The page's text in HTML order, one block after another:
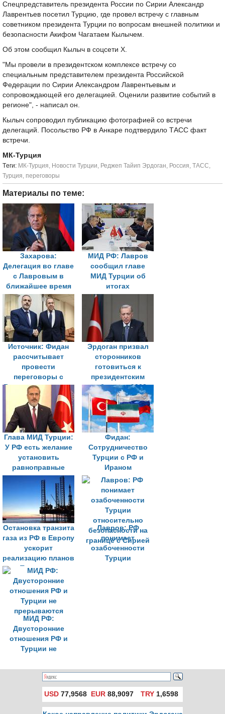
Спецпредставитель президента России по Сирии Александр
Лаврентьев посетил Турцию, где провел встречу с главным
советником президента Турции по вопросам внешней политики и
безопасности Акифом Чагатаем Кылычем.
Об этом сообщил Кылыч в соцсети X.
"Мы провели в президентском комплексе встречу со
специальным представителем президента Российской
Федерации по Сирии Александром Лаврентьевым и
сопровождающей его делегацией. Оценили развитие событий в
регионе", - написал он.
Кылыч сопроводил публикацию фотографией со встречи
делегаций. Посольство РФ в Анкаре подтвердило ТАСС факт
встречи.
МК-Турция
Tеги: МК-Турция, Новости Турции, Реджеп Тайип Эрдоган, Россия, ТАСС,
Турция, переговоры
Материалы по теме:
Захарова:
Делегация во главе
с Лавровым в
ближайшее время
отправится в
Турцию
МИД РФ: Лавров
сообщил главе
МИД Турции об
итогах
состоявшихся в
Эр-Рияде контактов
Источник: Фидан
рассчитывает
провести
переговоры с
Лавровым на полях
встречи глав МИД
G20
Эрдоган призвал
сторонников
готовиться к
президентским
выборам в 2028
году
Глава МИД Турции:
У РФ есть желание
установить
равноправные
отношения с
Сирией
Фидан:
Сотрудничество
Турции с РФ и
Ираном
продолжалось
даже в самых
сложных ситуациях
Остановка транзита
газа из РФ в Европу
ускорит
реализацию планов
Турции по
энергохабу
Лавров: РФ
понимает
озабоченности
Турции
МИД РФ:
Двусторонние
отношения РФ и
Турции не
USD 77,9568 EUR 88,9097 TRY1,6598